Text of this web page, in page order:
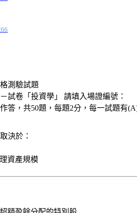
測驗試題
試卷「投資學」 請填入場證編號：
答，共50題，每題2分，每一試題有
決於：
資產規模